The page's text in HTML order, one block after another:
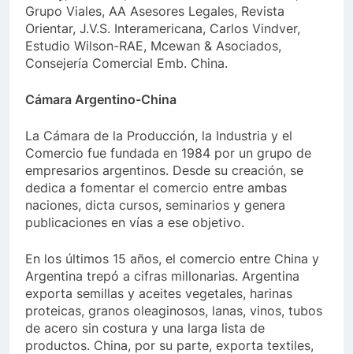
Grupo Viales, AA Asesores Legales, Revista
Orientar, J.V.S. Interamericana, Carlos Vindver,
Estudio Wilson-RAE, Mcewan & Asociados,
Consejería Comercial Emb. China.
Cámara Argentino-China
La Cámara de la Producción, la Industria y el
Comercio fue fundada en 1984 por un grupo de
empresarios argentinos. Desde su creación, se
dedica a fomentar el comercio entre ambas
naciones, dicta cursos, seminarios y genera
publicaciones en vías a ese objetivo.
En los últimos 15 años, el comercio entre China y
Argentina trepó a cifras millonarias. Argentina
exporta semillas y aceites vegetales, harinas
proteicas, granos oleaginosos, lanas, vinos, tubos
de acero sin costura y una larga lista de
productos. China, por su parte, exporta textiles,